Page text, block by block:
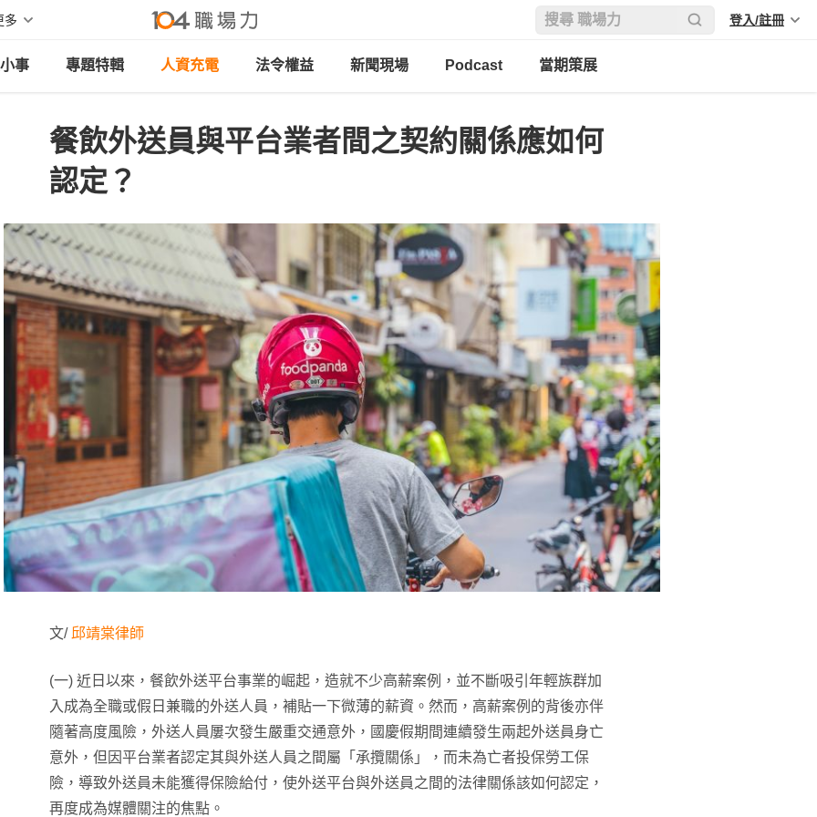
多 登入/註冊
事 專題特輯 人資充電 法令權益 新聞現場 Podcast 當期策展
餐飲外送員與平台業者間之契約關係應如何
認定？
文/ 邱靖棠律師
(一) 近日以來，餐飲外送平台事業的崛起，造就不少高薪案例，並不斷吸引年輕族群加
入成為全職或假日兼職的外送人員，補貼一下微薄的薪資。然而，高薪案例的背後亦伴
隨著高度風險，外送人員屢次發生嚴重交通意外，國慶假期間連續發生兩起外送員身亡
意外，但因平台業者認定其與外送人員之間屬「承攬關係」，而未為亡者投保勞工保
險，導致外送員未能獲得保險給付，使外送平台與外送員之間的法律關係該如何認定，
再度成為媒體關注的焦點。